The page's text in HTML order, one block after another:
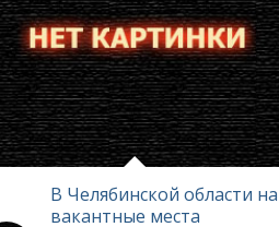
В Челябинской области на
вакантные места